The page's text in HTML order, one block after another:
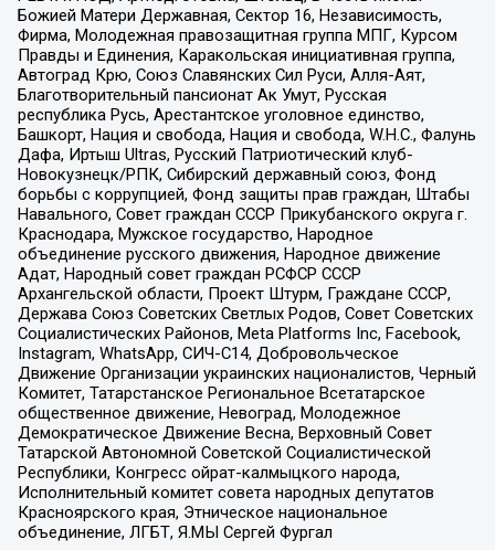
Божией Матери Державная, Сектор 16, Независимость,
Фирма, Молодежная правозащитная группа МПГ, Курсом
Правды и Единения, Каракольская инициативная группа,
Автоград Крю, Союз Славянских Сил Руси, Алля-Аят,
Благотворительный пансионат Ак Умут, Русская
республика Русь, Арестантское уголовное единство,
Башкорт, Нация и свобода, Нация и свобода, W.H.С., Фалунь
Дафа, Иртыш Ultras, Русский Патриотический клуб-
Новокузнецк/РПК, Сибирский державный союз, Фонд
борьбы с коррупцией, Фонд защиты прав граждан, Штабы
Навального, Совет граждан СССР Прикубанского округа г.
Краснодара, Мужское государство, Народное
объединение русского движения, Народное движение
Адат, Народный совет граждан РСФСР СССР
Архангельской области, Проект Штурм, Граждане СССР,
Держава Союз Советских Светлых Родов, Совет Советских
Социалистических Районов, Meta Platforms Inc, Facebook,
Instagram, WhatsApp, СИЧ-С14, Добровольческое
Движение Организации украинских националистов, Черный
Комитет, Татарстанское Региональное Всетатарское
общественное движение, Невоград, Молодежное
Демократическое Движение Весна, Верховный Совет
Татарской Автономной Советской Социалистической
Республики, Конгресс ойрат-калмыцкого народа,
Исполнительный комитет совета народных депутатов
Красноярского края, Этническое национальное
объединение, ЛГБТ, Я.МЫ Сергей Фургал